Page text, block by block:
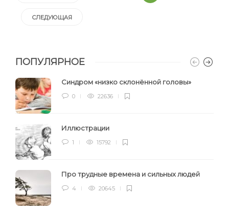
СЛЕДУЮЩАЯ
ПОПУЛЯРНОЕ
Синдром «низко склонённой головы»
0 22636
Иллюстрации
1 15792
Про трудные времена и сильных людей
4 20645